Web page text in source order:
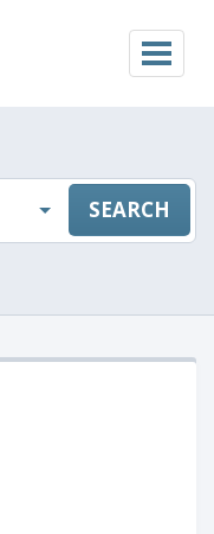
Toggle
SEARCH